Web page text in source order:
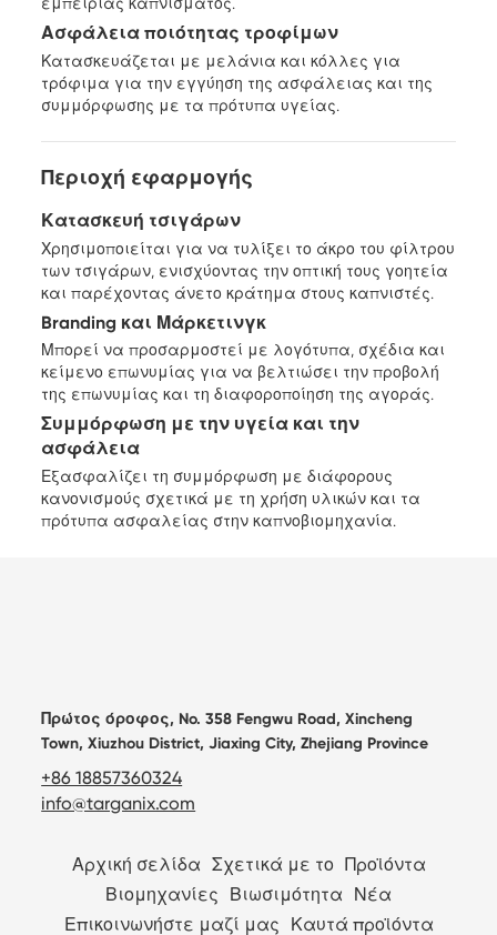
Ασφάλεια ποιότητας τροφίμων
Κατασκευάζεται με μελάνια και κόλλες για
τρόφιμα για την εγγύηση της ασφάλειας και της
συμμόρφωσης με τα πρότυπα υγείας.
Περιοχή εφαρμογής
Κατασκευή τσιγάρων
Χρησιμοποιείται για να τυλίξει το άκρο του φίλτρου
των τσιγάρων, ενισχύοντας την οπτική τους γοητεία
και παρέχοντας άνετο κράτημα στους καπνιστές.
Branding και Μάρκετινγκ
Μπορεί να προσαρμοστεί με λογότυπα, σχέδια και
κείμενο επωνυμίας για να βελτιώσει την προβολή
της επωνυμίας και τη διαφοροποίηση της αγοράς.
Συμμόρφωση με την υγεία και την
ασφάλεια
Εξασφαλίζει τη συμμόρφωση με διάφορους
κανονισμούς σχετικά με τη χρήση υλικών και τα
πρότυπα ασφαλείας στην καπνοβιομηχανία.
Πρώτος όροφος, No. 358 Fengwu Road, Xincheng
Town, Xiuzhou District, Jiaxing City, Zhejiang Province
+86 18857360324
info@targanix.com
Αρχική σελίδα Σχετικά με το Προϊόντα
Βιομηχανίες
Βιωσιμότητα
Νέα
Επικοινωνήστε μαζί μας
Καυτά προϊόντα